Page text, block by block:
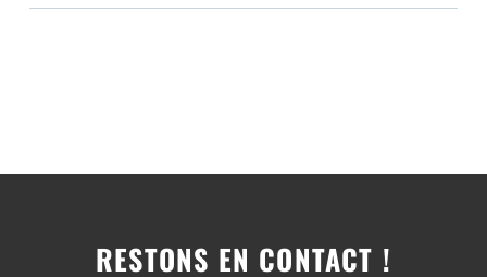
RESTONS EN CONTACT !